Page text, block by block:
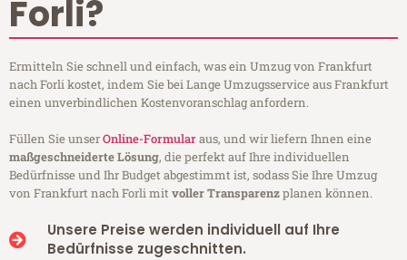
Forli?
Ermitteln Sie schnell und einfach, was ein Umzug von Frankfurt
nach Forli kostet, indem Sie bei Lange Umzugsservice aus Frankfurt
einen unverbindlichen Kostenvoranschlag anfordern.
Füllen Sie unserOnline-Formularaus, und wir liefern Ihnen eine
maßgeschneiderte Lösung, die perfekt auf Ihre individuellen
Bedürfnisse und Ihr Budget abgestimmt ist, sodass Sie Ihre Umzug
von Frankfurt nach Forli mitvoller Transparenzplanen können.
Unsere Preise werden individuell auf Ihre
Bedürfnisse zugeschnitten.